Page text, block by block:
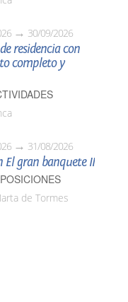
30/09/2026
residencia con
completo y
31/08/2026
El gran banquete II
de Tormes